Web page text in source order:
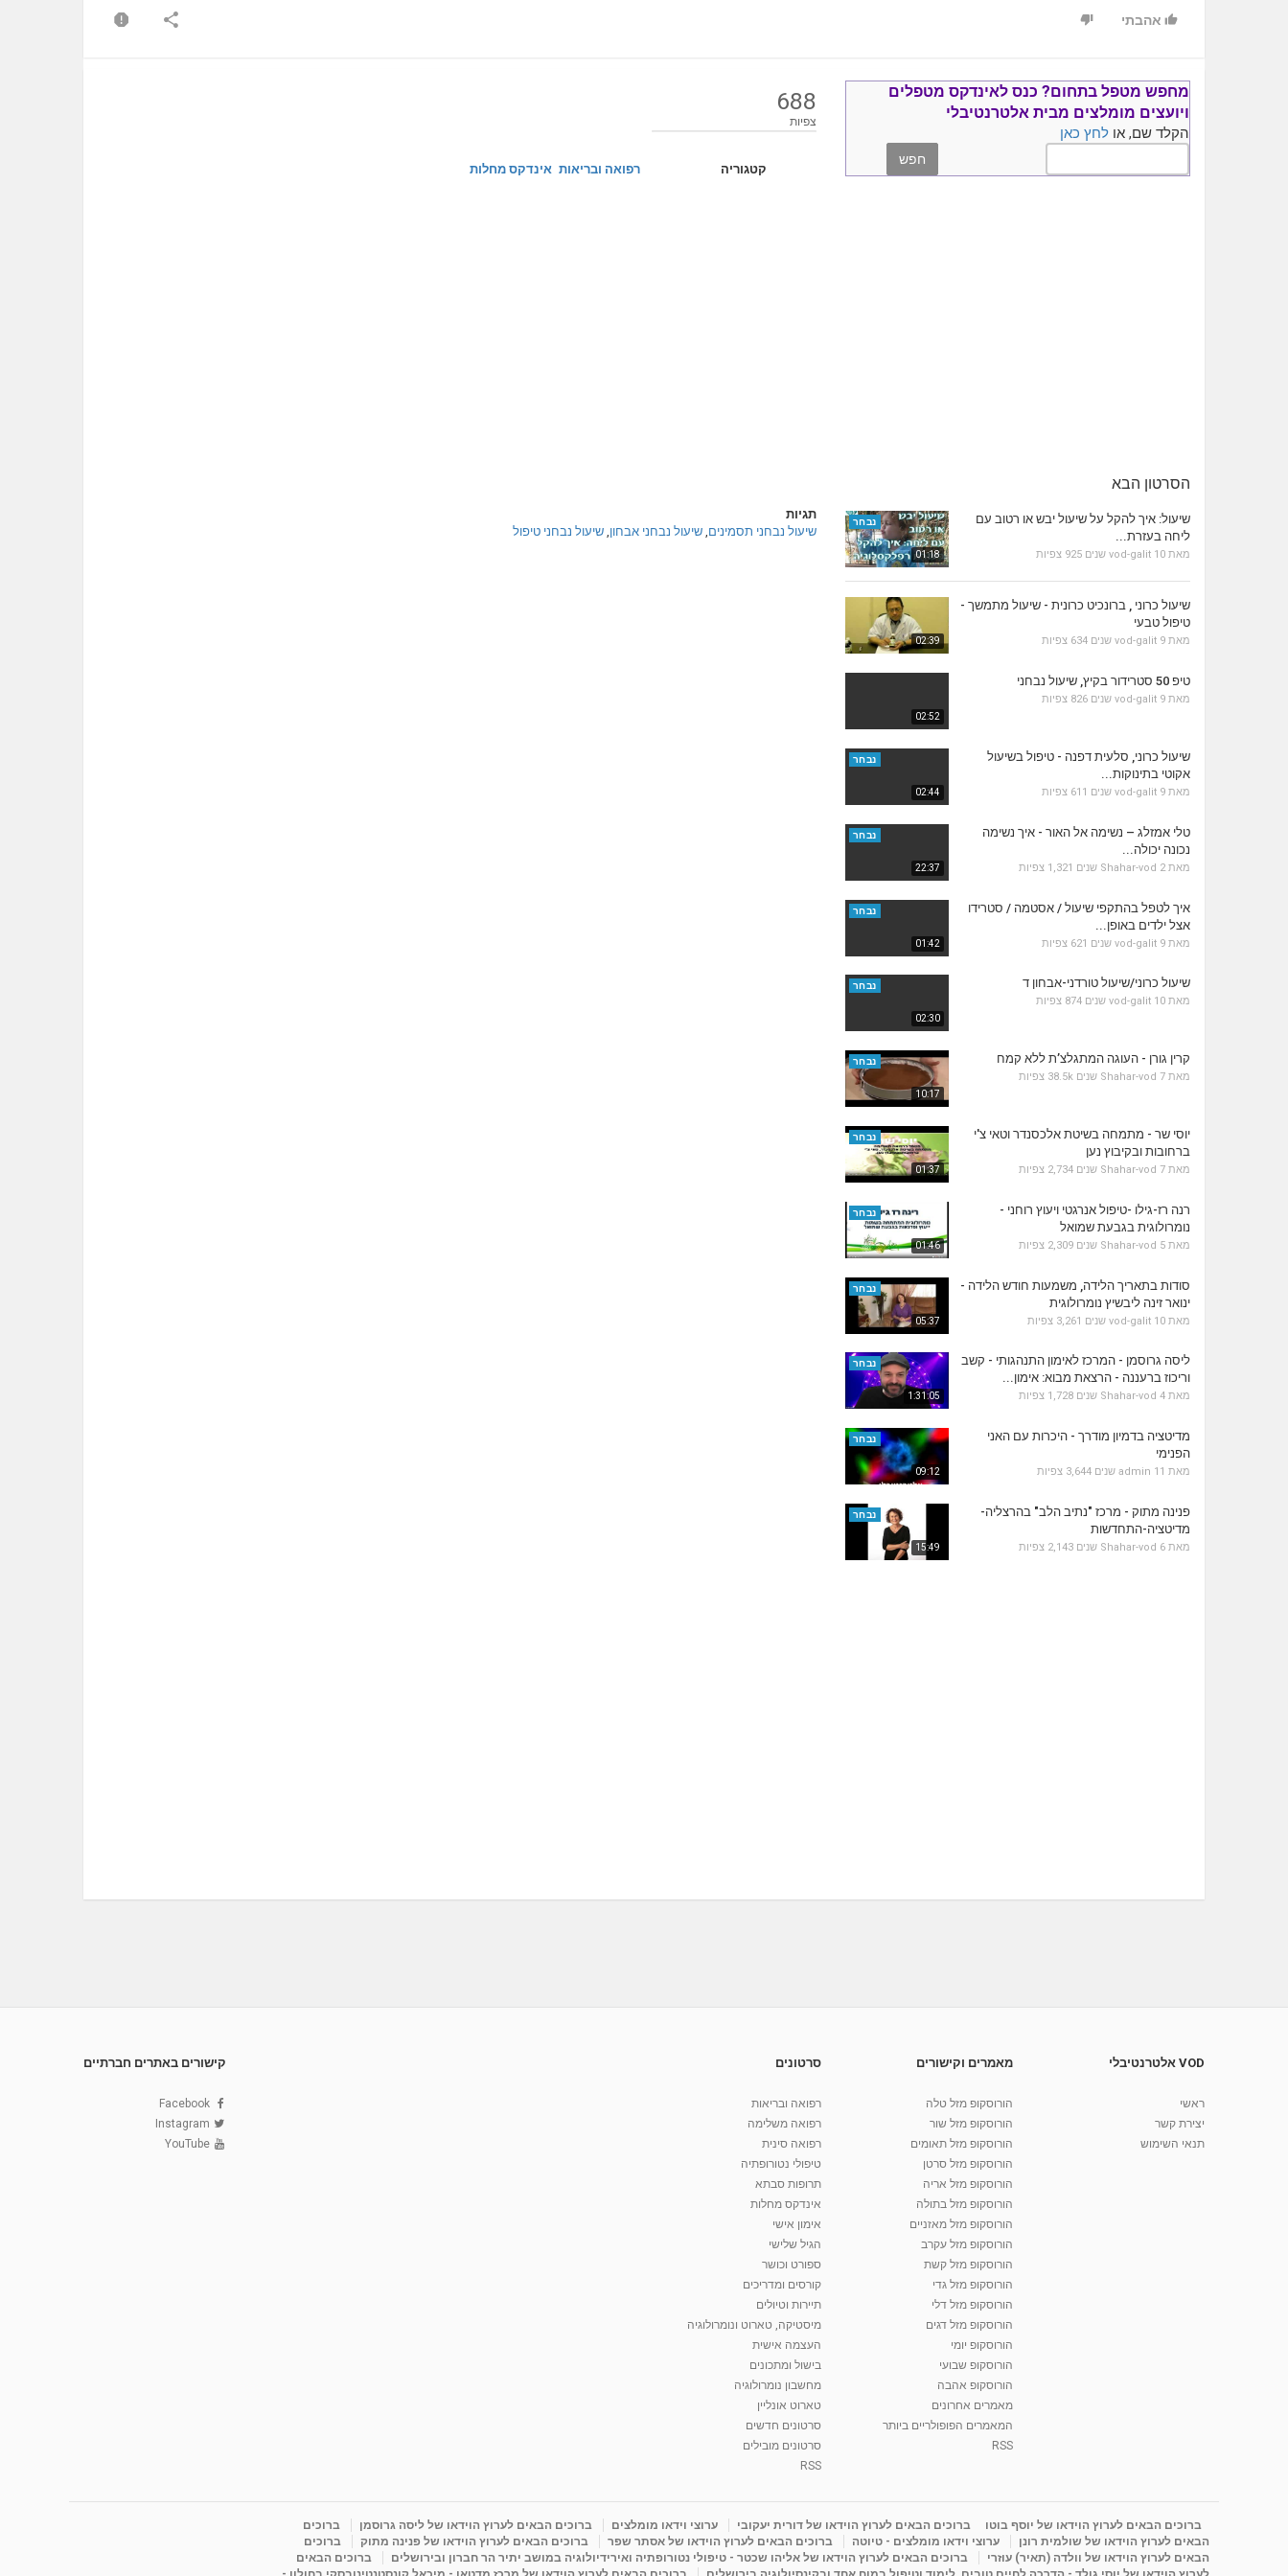
אהבתי
688
צפיות
קטגוריה רפואה ובריאות אינדקס מחלות
תגיות
שיעול נבחני תסמינים, שיעול נבחני אבחון, שיעול נבחני טיפול
מחפש מטפל בתחום? כנס לאינדקס מטפלים
ויועצים מומלצים מבית אלטרנטיבלי
הקלד שם, או לחץ כאן
הסרטון הבא
01:18
נבחר
שיעול: איך להקל על שיעול יבש או רטוב עם
ליחה בעזרת...
מאת vod-galit 10 שנים 925 צפיות
02:39
שיעול כרוני , ברונכיט כרונית - שיעול מתמשך -
טיפול טבעי
מאת vod-galit 9 שנים 634 צפיות
02:52
טיפ 50 סטרידור בקיץ, שיעול נבחני
מאת vod-galit 9 שנים 826 צפיות
02:44
נבחר
שיעול כרוני, סלעית דפנה - טיפול בשיעול
אקוטי בתינוקות...
מאת vod-galit 9 שנים 611 צפיות
22:37
נבחר
טלי אמזלג – נשימה אל האור - איך נשימה
נכונה יכולה...
מאת Shahar-vod 2 שנים 1,321 צפיות
01:42
נבחר
איך לטפל בהתקפי שיעול / אסטמה / סטרידו
אצל ילדים באופן...
מאת vod-galit 9 שנים 621 צפיות
02:30
נבחר שיעול כרוני/שיעול טורדני-אבחון ד
מאת vod-galit 10 שנים 874 צפיות
10:17
נבחר קרין גורן - העוגה המתגלצ’ת ללא קמח
מאת Shahar-vod 7 שנים 38.5k צפיות
01:37
נבחר
יוסי שר - מתמחה בשיטת אלכסנדר וטאי צ'י
ברחובות ובקיבוץ נען
מאת Shahar-vod 7 שנים 2,734 צפיות
01:46
נבחר
רנה רז-גילו -טיפול אנרגטי ויעוץ רוחני -
נומרולוגית בגבעת שמואל
מאת Shahar-vod 5 שנים 2,309 צפיות
05:37
נבחר
סודות בתאריך הלידה, משמעות חודש הלידה -
ינואר זינה ליבשיץ נומרולוגית
מאת vod-galit 10 שנים 3,261 צפיות
1:31:05
נבחר
ליסה גרוסמן - המרכז לאימון התנהגותי - קשב
וריכוז ברעננה - הרצאת מבוא: אימון...
מאת Shahar-vod 4 שנים 1,728 צפיות
09:12
נבחר
מדיטציה בדמיון מודרך - היכרות עם האני
הפנימי
מאת admin 11 שנים 3,644 צפיות
15:49
נבחר
פנינה מתוק - מרכז "נתיב הלב" בהרצליה-
מדיטציה-התחדשות
מאת Shahar-vod 6 שנים 2,143 צפיות
VOD אלטרנטיבלי
ראשי
יצירת קשר
תנאי השימוש
מאמרים וקישורים
הורוסקופ מזל טלה
הורוסקופ מזל שור
הורוסקופ מזל תאומים
הורוסקופ מזל סרטן
הורוסקופ מזל אריה
הורוסקופ מזל בתולה
הורוסקופ מזל מאזניים
הורוסקופ מזל עקרב
הורוסקופ מזל קשת
הורוסקופ מזל גדי
הורוסקופ מזל דלי
הורוסקופ מזל דגים
הורוסקופ יומי
הורוסקופ שבועי
הורוסקופ אהבה
מאמרים אחרונים
המאמרים הפופולריים ביותר
RSS
סרטונים
רפואה ובריאות
רפואה משלימה
רפואה סינית
טיפולי נטורופתיה
תרופות סבתא
אינדקס מחלות
אימון אישי
הגיל שלישי
ספורט וכושר
קורסים ומדריכים
תיירות וטיולים
מיסטיקה, טארוט ונומרולוגיה
העצמה אישית
בישול ומתכונים
מחשבון נומרולוגיה
טארוט אונליין
סרטונים חדשים
סרטונים מובילים
RSS
קישורים באתרים חברתיים
Facebook
Instagram
YouTube
ברוכים הבאים לערוץ הוידאו של יוסף בוטו ברוכים הבאים לערוץ הוידאו של דורית יעקובי ערוצי וידאו מומלצים ברוכים הבאים לערוץ הוידאו של ליסה גרוסמן
ברוכים
הבאים לערוץ הוידאו של שולמית רונן
ערוצי וידאו מומלצים - טיוטה ברוכים הבאים לערוץ הוידאו של אסתר שפר ברוכים הבאים לערוץ הוידאו של פנינה מתוק
ברוכים
הבאים לערוץ הוידאו של וולדה (תאיר) עוזרי
ברוכים הבאים לערוץ הוידאו של אליהו שכטר - טיפולי נטורופתיה ואירידיולוגיה במושב יתיר הר חברון ובירושלים
ברוכים הבאים